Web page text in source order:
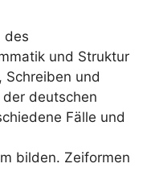
des
und Struktur
Schreiben und
deutschen
Fälle und
bilden. Zeiformen